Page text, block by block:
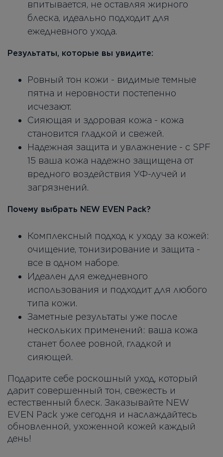
впитывается, не оставляя жирного
блеска, идеально подходит для
ежедневного ухода.
Результаты, которые вы увидите:
Ровный тон кожи - видимые темные
пятна и неровности постепенно
исчезают.
Сияющая и здоровая кожа - кожа
становится гладкой и свежей.
Надежная защита и увлажнение - с SPF
15 ваша кожа надежно защищена от
вредного воздействия УФ-лучей и
загрязнений.
Почему выбрать NEW EVEN Pack?
Комплексный подход к уходу за кожей:
очищение, тонизирование и защита -
все в одном наборе.
Идеален для ежедневного
использования и подходит для любого
типа кожи.
Заметные результаты уже после
нескольких применений: ваша кожа
станет более ровной, гладкой и
сияющей.
Подарите себе роскошный уход, который
дарит совершенный тон, свежесть и
естественный блеск. Заказывайте NEW
EVEN Pack уже сегодня и наслаждайтесь
обновленной, ухоженной кожей каждый
день!